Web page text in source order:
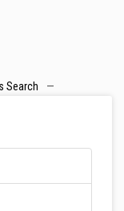
Search —